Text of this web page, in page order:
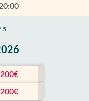
5
200€
200€